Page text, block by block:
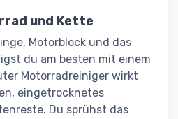
und Kette
Motorblock und das
du am besten mit einem
Motorradreiniger wirkt
eingetrocknetes
Du sprühst das